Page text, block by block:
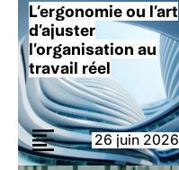
L’ergonomie ou l’art
d’ajuster
l’organisation au
travail réel
26 juin 2026